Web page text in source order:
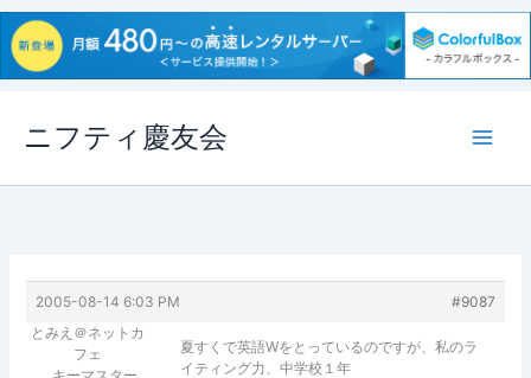
ス
ニフティ慶友会
2005-08-14 6:03 PM
#9087
とみえ＠ネットカ
フェ
夏すくで英語Wをとっているのですが、私のラ
イティング力、中学校１年